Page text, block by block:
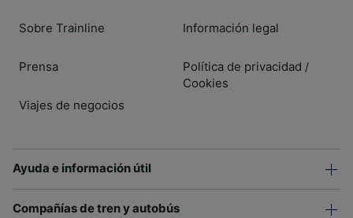
Sobre Trainline
Prensa
Viajes de negocios
Información legal
Política de privacidad /
Cookies
Ayuda e información útil
Compañías de tren y autobús